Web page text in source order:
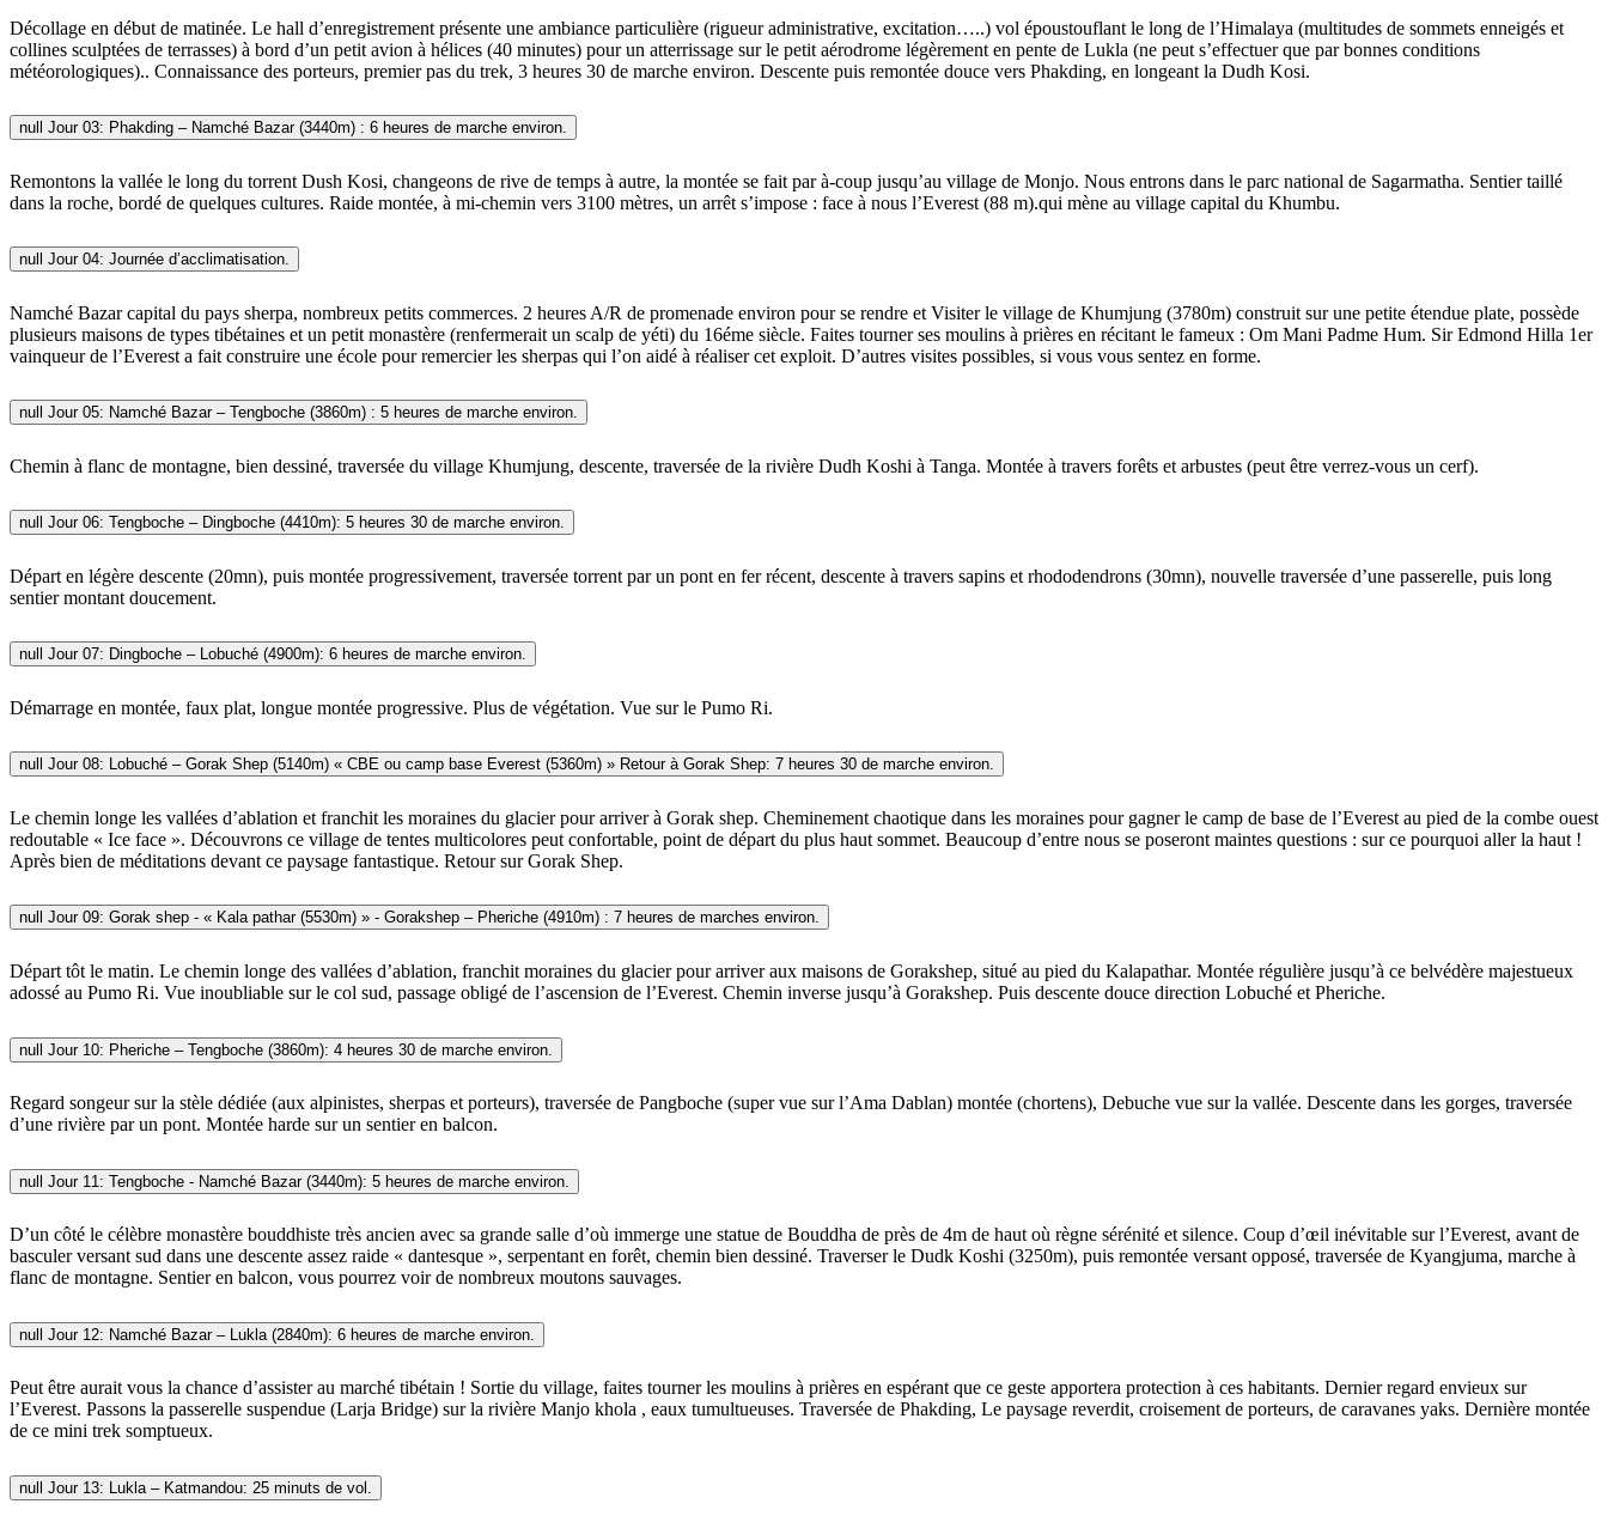
Décollage en début de matinée. Le hall d’enregistrement présente une ambiance particulière (rigueur administrative, excitation…..) vol époustouflant le long de l’Himalaya (multitudes de sommets enneigés et
collines sculptées de terrasses) à bord d’un petit avion à hélices (40 minutes) pour un atterrissage sur le petit aérodrome légèrement en pente de Lukla (ne peut s’effectuer que par bonnes conditions
météorologiques).. Connaissance des porteurs, premier pas du trek, 3 heures 30 de marche environ. Descente puis remontée douce vers Phakding, en longeant la Dudh Kosi.
null Jour 03: Phakding – Namché Bazar (3440m) : 6 heures de marche environ.
Remontons la vallée le long du torrent Dush Kosi, changeons de rive de temps à autre, la montée se fait par à-coup jusqu’au village de Monjo. Nous entrons dans le parc national de Sagarmatha. Sentier taillé
dans la roche, bordé de quelques cultures. Raide montée, à mi-chemin vers 3100 mètres, un arrêt s’impose : face à nous l’Everest (88 m).qui mène au village capital du Khumbu.
null Jour 04: Journée d’acclimatisation.
Namché Bazar capital du pays sherpa, nombreux petits commerces. 2 heures A/R de promenade environ pour se rendre et Visiter le village de Khumjung (3780m) construit sur une petite étendue plate, possède
plusieurs maisons de types tibétaines et un petit monastère (renfermerait un scalp de yéti) du 16éme siècle. Faites tourner ses moulins à prières en récitant le fameux : Om Mani Padme Hum. Sir Edmond Hilla 1er
vainqueur de l’Everest a fait construire une école pour remercier les sherpas qui l’on aidé à réaliser cet exploit. D’autres visites possibles, si vous vous sentez en forme.
null Jour 05: Namché Bazar – Tengboche (3860m) : 5 heures de marche environ.
Chemin à flanc de montagne, bien dessiné, traversée du village Khumjung, descente, traversée de la rivière Dudh Koshi à Tanga. Montée à travers forêts et arbustes (peut être verrez-vous un cerf).
null Jour 06: Tengboche – Dingboche (4410m): 5 heures 30 de marche environ.
Départ en légère descente (20mn), puis montée progressivement, traversée torrent par un pont en fer récent, descente à travers sapins et rhododendrons (30mn), nouvelle traversée d’une passerelle, puis long
sentier montant doucement.
null Jour 07: Dingboche – Lobuché (4900m): 6 heures de marche environ.
Démarrage en montée, faux plat, longue montée progressive. Plus de végétation. Vue sur le Pumo Ri.
null Jour 08: Lobuché – Gorak Shep (5140m) « CBE ou camp base Everest (5360m) » Retour à Gorak Shep: 7 heures 30 de marche environ.
Le chemin longe les vallées d’ablation et franchit les moraines du glacier pour arriver à Gorak shep. Cheminement chaotique dans les moraines pour gagner le camp de base de l’Everest au pied de la combe ouest
redoutable « Ice face ». Découvrons ce village de tentes multicolores peut confortable, point de départ du plus haut sommet. Beaucoup d’entre nous se poseront maintes questions : sur ce pourquoi aller la haut !
Après bien de méditations devant ce paysage fantastique. Retour sur Gorak Shep.
null Jour 09: Gorak shep - « Kala pathar (5530m) » - Gorakshep – Pheriche (4910m) : 7 heures de marches environ.
Départ tôt le matin. Le chemin longe des vallées d’ablation, franchit moraines du glacier pour arriver aux maisons de Gorakshep, situé au pied du Kalapathar. Montée régulière jusqu’à ce belvédère majestueux
adossé au Pumo Ri. Vue inoubliable sur le col sud, passage obligé de l’ascension de l’Everest. Chemin inverse jusqu’à Gorakshep. Puis descente douce direction Lobuché et Pheriche.
null Jour 10: Pheriche – Tengboche (3860m): 4 heures 30 de marche environ.
Regard songeur sur la stèle dédiée (aux alpinistes, sherpas et porteurs), traversée de Pangboche (super vue sur l’Ama Dablan) montée (chortens), Debuche vue sur la vallée. Descente dans les gorges, traversée
d’une rivière par un pont. Montée harde sur un sentier en balcon.
null Jour 11: Tengboche - Namché Bazar (3440m): 5 heures de marche environ.
D’un côté le célèbre monastère bouddhiste très ancien avec sa grande salle d’où immerge une statue de Bouddha de près de 4m de haut où règne sérénité et silence. Coup d’œil inévitable sur l’Everest, avant de
basculer versant sud dans une descente assez raide « dantesque », serpentant en forêt, chemin bien dessiné. Traverser le Dudk Koshi (3250m), puis remontée versant opposé, traversée de Kyangjuma, marche à
flanc de montagne. Sentier en balcon, vous pourrez voir de nombreux moutons sauvages.
null Jour 12: Namché Bazar – Lukla (2840m): 6 heures de marche environ.
Peut être aurait vous la chance d’assister au marché tibétain ! Sortie du village, faites tourner les moulins à prières en espérant que ce geste apportera protection à ces habitants. Dernier regard envieux sur
l’Everest. Passons la passerelle suspendue (Larja Bridge) sur la rivière Manjo khola , eaux tumultueuses. Traversée de Phakding, Le paysage reverdit, croisement de porteurs, de caravanes yaks. Dernière montée
de ce mini trek somptueux.
null Jour 13: Lukla – Katmandou: 25 minuts de vol.